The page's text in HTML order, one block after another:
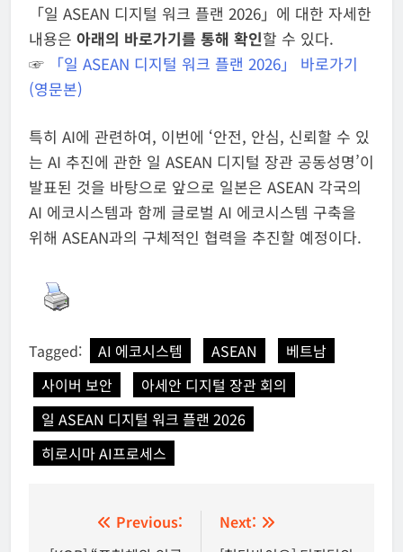
「일 ASEAN 디지털 워크 플랜 2026」에 대한 자세한
내용은 아래의 바로가기를 통해 확인할 수 있다.
☞
「일 ASEAN 디지털 워크 플랜 2026」 바로가기
(영문본)
특히 AI에 관련하여, 이번에 ‘안전, 안심, 신뢰할 수 있
는 AI 추진에 관한 일 ASEAN 디지털 장관 공동성명’이
발표된 것을 바탕으로 앞으로 일본은 ASEAN 각국의
AI 에코시스템과 함께 글로벌 AI 에코시스템 구축을
위해 ASEAN과의 구체적인 협력을 추진할 예정이다.
Tagged: AI 에코시스템 ASEAN
베트남
사이버 보안
아세안 디지털 장관 회의
일 ASEAN 디지털 워크 플랜 2026
히로시마 AI프로세스
Previous:
Next: